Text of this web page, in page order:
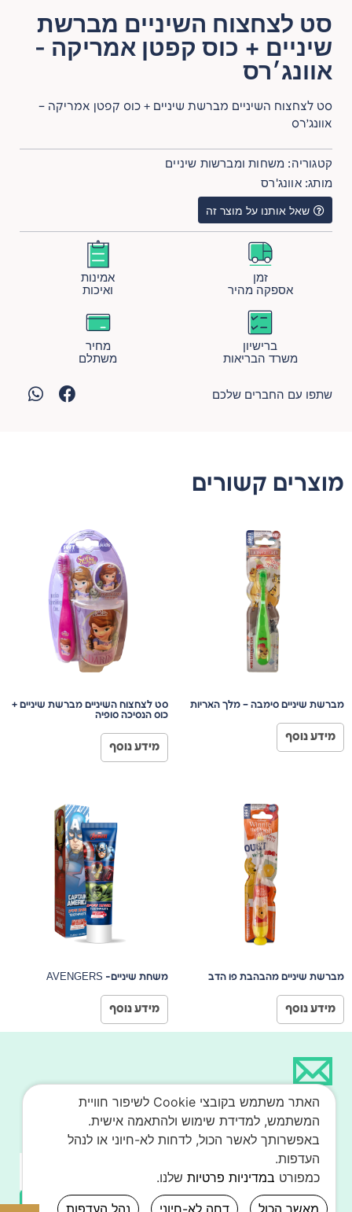
סט לצחצוח השיניים מברשת
שיניים + כוס קפטן אמריקה -
אוונג׳רס
סט לצחצוח השיניים מברשת שיניים + כוס קפטן אמריקה –
אוונג׳רס
קטגוריה: משחות ומברשות שיניים
מותג:אוונג'רס
שאל אותנו על מוצר זה
זמן
אספקה מהיר
אמינות
ואיכות
ברישיון
משרד הבריאות
מחיר
משתלם
שתפו עם החברים שלכם
מוצרים קשורים
מברשת שיניים סימבה – מלך האריות
מידע נוסף
סט לצחצוח השיניים מברשת שיניים +
כוס הנסיכה סופיה
מידע נוסף
מברשת שיניים מהבהבת פו הדב
מידע נוסף
משחת שיניים- AVENGERS
מידע נוסף
רוצים להתעדכן על המבצעים
שלנו?
הירשם
האתר משתמש בקובצי Cookie לשיפור חוויית
המשתמש, למדידת שימוש ולהתאמה אישית.
באפשרותך לאשר הכול, לדחות לא-חיוני או לנהל
העדפות.
כמפורט במדיניות פרטיות שלנו.
מאשר הכול
דחה לא-חיוני נהל העדפות